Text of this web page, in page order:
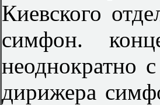
Киевского
симфон.
неоднократно
дирижера